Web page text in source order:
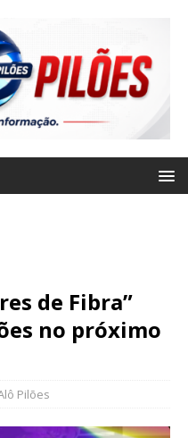
de Fibra”
no próximo
Pilões